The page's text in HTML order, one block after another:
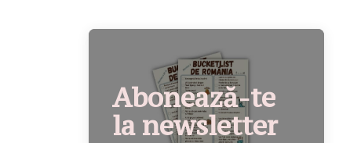
Abonează-te
la newsletter